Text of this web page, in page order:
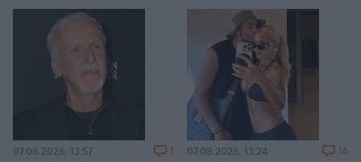
07.08.2026, 13:57 1 07.08.2026, 13:24 16